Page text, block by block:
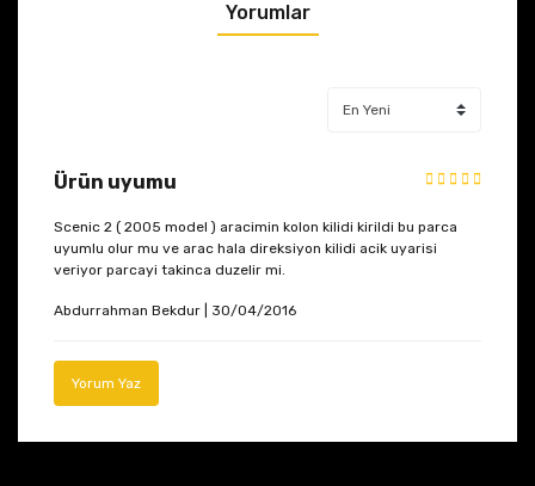
Yorumlar
Ürün uyumu
Scenic 2 ( 2005 model ) aracimin kolon kilidi kirildi bu parca
uyumlu olur mu ve arac hala direksiyon kilidi acik uyarisi
veriyor parcayi takinca duzelir mi.
Abdurrahman Bekdur | 30/04/2016
Yorum Yaz